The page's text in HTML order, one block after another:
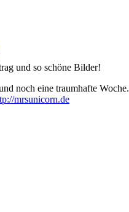
und so schöne Bilder!
noch eine traumhafte Woche.
mrsunicorn.de